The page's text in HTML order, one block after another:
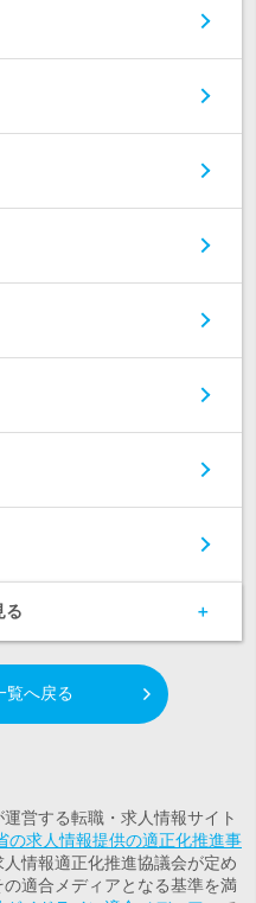
る
覧へ戻る
運営する転職・求人情報サイト
の求人情報提供の適正化推進事
人情報適正化推進協議会が定め
適合メディアとなる基準を満